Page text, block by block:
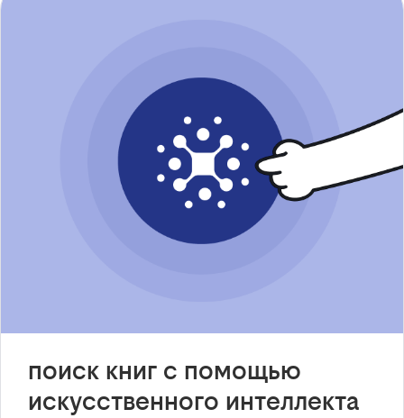
поиск книг с помощью
искусственного интеллекта